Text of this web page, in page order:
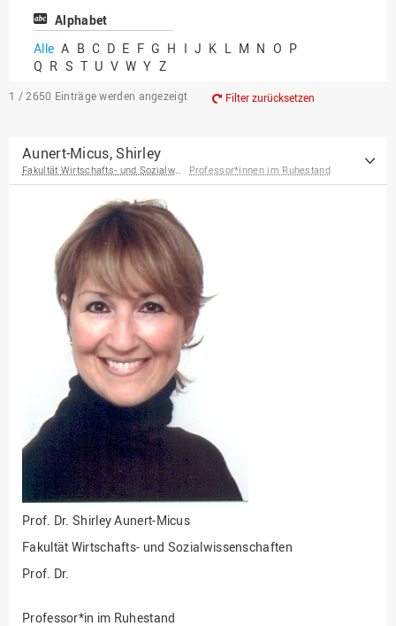
Center for International
Chancengerechtigkeit
eLearning Competence
Fakultät
Agrarwissenschaften und
Landschaftsarchitektur
Fakultät
Ingenieurwissenschaften
und Informatik
Fakultät Management,
Kultur und Technik
Fakultät Wirtschafts- und
Sozialwissenschaften
Finanzen
Forschung, Kooperation,
Drittmittel
Gebäude und Technik
Gesellschaftliches
Engagement
Gleichstellungsbüro
Hochschulleitung
Professor*innen im
Alphabet
Alle A B C D E F G H I J K L M N O P
Q R S T U V W Y Z
1 / 2650 Einträge werden angezeigt Filter zurücksetzen
Aunert-Micus, Shirley
Fakultät Wirtschafts- und Sozialwissenschaften Professor*innen im Ruhestand
Prof. Dr. Shirley Aunert-Micus
Fakultät Wirtschafts- und Sozialwissenschaften
Prof. Dr.
Professor*in im Ruhestand